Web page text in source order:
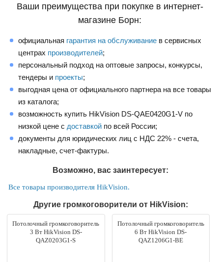
Ваши преимущества при покупке в интернет-
магазине Борн:
официальная гарантия на обслуживание в сервисных
центрах производителей;
персональный подход на оптовые запросы, конкурсы,
тендеры и проекты;
выгодная цена от официального партнера на все товары
из каталога;
возможность купить HikVision DS-QAE0420G1-V по
низкой цене с доставкой по всей России;
документы для юридических лиц с НДС 22% - счета,
накладные, счет-фактуры.
Возможно, вас заинтересует:
Все товары производителя HikVision.
Другие громкоговорители от HikVision:
Потолочный громкоговоритель
3 Вт HikVision DS-
QAZ0203G1-S
Потолочный громкоговоритель
6 Вт HikVision DS-
QAZ1206G1-BE